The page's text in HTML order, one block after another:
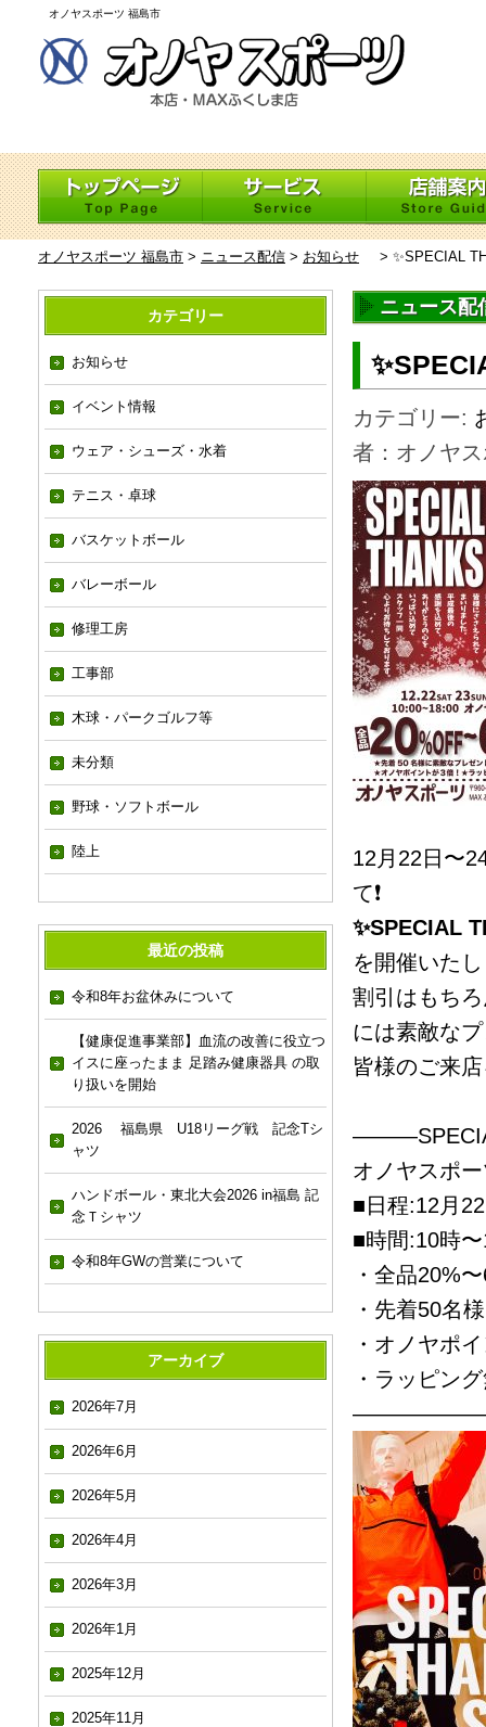
オノヤスポーツ 福島市
オノヤスポーツ 福島市 > ニュース配信 > お知らせ > ✨SPECIAL
カテゴリー
お知らせ
イベント情報
ウェア・シューズ・水着
テニス・卓球
バスケットボール
バレーボール
修理工房
工事部
木球・パークゴルフ等
未分類
野球・ソフトボール
陸上
最近の投稿
令和8年お盆休みについて
【健康促進事業部】血流の改善に役立つ
イスに座ったまま 足踏み健康器具 の取
り扱いを開始
2026 福島県 U18リーグ戦 記念Tシ
ャツ
ハンドボール・東北大会2026 in福島 記
念Ｔシャツ
令和8年GWの営業について
アーカイブ
2026年7月
2026年6月
2026年5月
2026年4月
2026年3月
2026年1月
2025年12月
2025年11月
ニュース配
カテゴリー:
者：オノヤ
12月22日〜
て❗️
✨SPECIAL
を開催いた
割引はもち
には素敵な
皆様のご来
オノヤスポ
■日程:12月
■時間:10時
・全品20%
・先着50名
・オノヤポ
・ラッピン